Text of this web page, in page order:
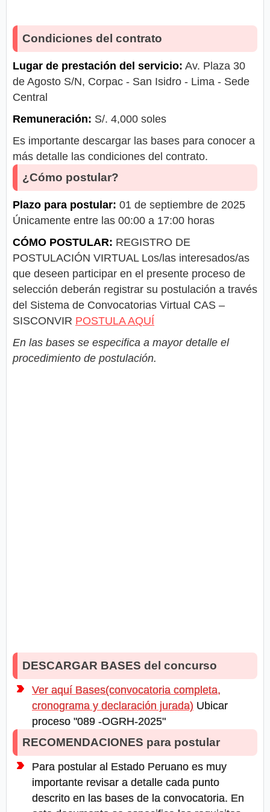
Condiciones del contrato
Lugar de prestación del servicio: Av. Plaza 30
de Agosto S/N, Corpac - San Isidro - Lima - Sede
Central
Remuneración: S/. 4,000 soles
Es importante descargar las bases para conocer a
más detalle las condiciones del contrato.
¿Cómo postular?
Plazo para postular: 01 de septiembre de 2025
Únicamente entre las 00:00 a 17:00 horas
CÓMO POSTULAR: REGISTRO DE
POSTULACIÓN VIRTUAL Los/las interesados/as
que deseen participar en el presente proceso de
selección deberán registrar su postulación a través
del Sistema de Convocatorias Virtual CAS –
SISCONVIR POSTULA AQUÍ
En las bases se especifica a mayor detalle el
procedimiento de postulación.
DESCARGAR BASES del concurso
Ver aquí Bases(convocatoria completa,
cronograma y declaración jurada) Ubicar
proceso "089 -OGRH-2025"
RECOMENDACIONES para postular
Para postular al Estado Peruano es muy
importante revisar a detalle cada punto
descrito en las bases de la convocatoria. En